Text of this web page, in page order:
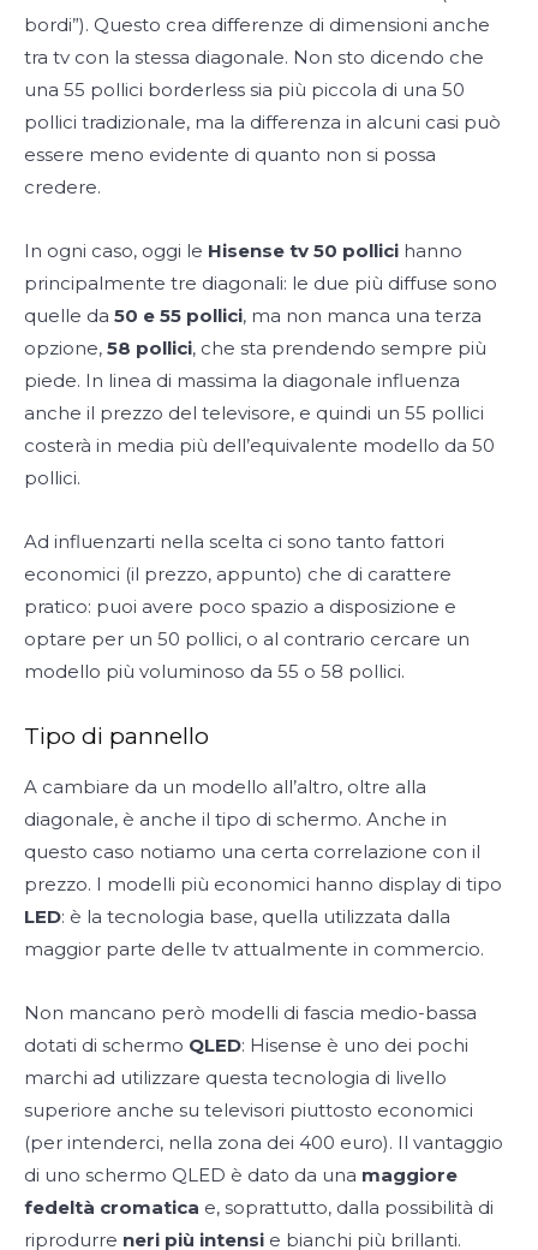
bordi”). Questo crea differenze di dimensioni anche
tra tv con la stessa diagonale. Non sto dicendo che
una 55 pollici borderless sia più piccola di una 50
pollici tradizionale, ma la differenza in alcuni casi può
essere meno evidente di quanto non si possa
credere.
In ogni caso, oggi le Hisense tv 50 pollici hanno
principalmente tre diagonali: le due più diffuse sono
quelle da 50 e 55 pollici, ma non manca una terza
opzione, 58 pollici, che sta prendendo sempre più
piede. In linea di massima la diagonale influenza
anche il prezzo del televisore, e quindi un 55 pollici
costerà in media più dell’equivalente modello da 50
pollici.
Ad influenzarti nella scelta ci sono tanto fattori
economici (il prezzo, appunto) che di carattere
pratico: puoi avere poco spazio a disposizione e
optare per un 50 pollici, o al contrario cercare un
modello più voluminoso da 55 o 58 pollici.
Tipo di pannello
A cambiare da un modello all’altro, oltre alla
diagonale, è anche il tipo di schermo. Anche in
questo caso notiamo una certa correlazione con il
prezzo. I modelli più economici hanno display di tipo
LED: è la tecnologia base, quella utilizzata dalla
maggior parte delle tv attualmente in commercio.
Non mancano però modelli di fascia medio-bassa
dotati di schermo QLED: Hisense è uno dei pochi
marchi ad utilizzare questa tecnologia di livello
superiore anche su televisori piuttosto economici
(per intenderci, nella zona dei 400 euro). Il vantaggio
di uno schermo QLED è dato da una maggiore
fedeltà cromatica e, soprattutto, dalla possibilità di
riprodurre neri più intensi e bianchi più brillanti.